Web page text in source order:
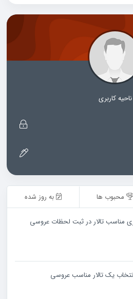
ناحیه کاربری
محبوب ها به روز شده
مناسب تالار در ثبت لحظات عروسی